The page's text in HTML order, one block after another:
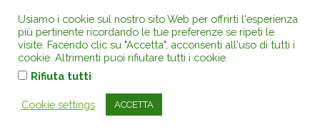
all’affidamento del servizio di vigilanza privata,
ribadendo, anche in tale occasione, che il rapporto fra
comma 3 (ricorso all’OEPV per gli appalti ad alta
intensità di manodopera) e comma 4 del predetto
specifici casi contemplati) va interpretato nel senso
della prioritaria applicazione del comma 3 e, dunque,
Usiamo i cookie sul nostro sito Web per offrirti l'esperienza
più pertinente ricordando le tue preferenze se ripeti le
visite. Facendo clic su "Accetta", acconsenti all'uso di tutti i
cookie. Altrimenti puoi rifiutare tutti i cookie.
Rifiuta tutti
Cookie settings ACCETTA